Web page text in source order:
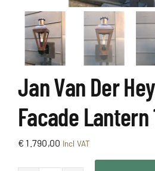
Jan Van Der
Facade Lantern
€ 1.790,00 Incl VAT